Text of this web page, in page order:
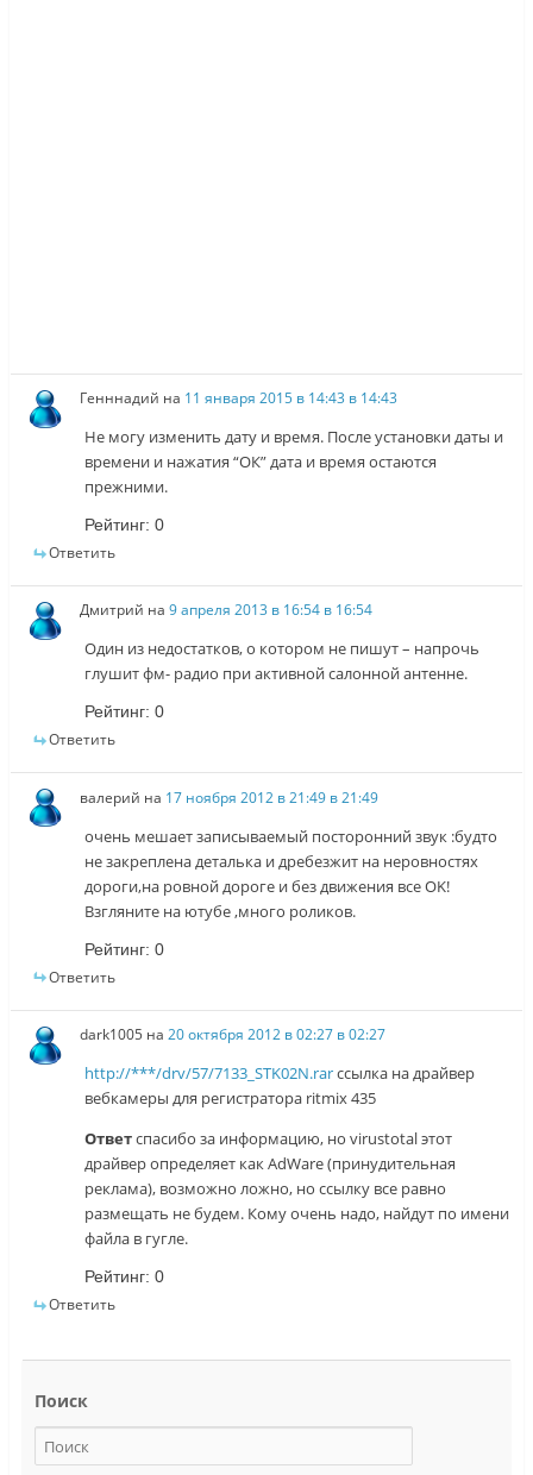
Генннадий на 11 января 2015 в 14:43 в 14:43
Не могу изменить дату и время. После установки даты и
времени и нажатия “ОК” дата и время остаются
прежними.
Рейтинг: 0
Ответить
Дмитрий на9 апреля 2013 в 16:54 в 16:54
Один из недостатков, о котором не пишут – напрочь
глушит фм- радио при активной салонной антенне.
Рейтинг: 0
Ответить
валерий на 17 ноября 2012 в 21:49 в 21:49
очень мешает записываемый посторонний звук :будто
не закреплена деталька и дребезжит на неровностях
дороги,на ровной дороге и без движения все OK!
Взгляните на ютубе ,много роликов.
Рейтинг: 0
Ответить
dark1005 на20 октября 2012 в 02:27 в 02:27
http://***/drv/57/7133_STK02N.rarссылка на драйвер
вебкамеры для регистратора ritmix 435
Ответспасибо за информацию, но virustotal этот
драйвер определяет как AdWare (принудительная
реклама), возможно ложно, но ссылку все равно
размещать не будем. Кому очень надо, найдут по имени
файла в гугле.
Рейтинг: 0
Ответить
Поиск